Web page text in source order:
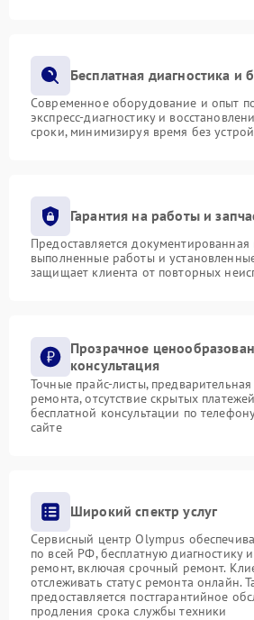
Бесплатная диагностика и
Современное оборудование и опыт
экспресс-диагностику и
сроки, минимизируя время без
Гарантия на работы и
Предоставляется документированная
выполненные работы и
защищает клиента от повторных
Прозрачное
консультация
Точные прайс-листы,
ремонта, отсутствие скрытых
бесплатной консультации по
сайте
Широкий спектр услуг
Сервисный центр Olympus
по всей РФ, бесплатную диагностику
ремонт, включая срочный ремонт.
отслеживать статус ремонта онлайн.
предоставляется постгарантийное
продления срока службы техники